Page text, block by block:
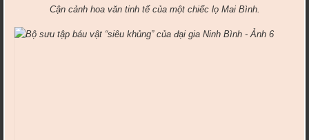
Cận cảnh hoa văn tinh tế của một chiếc lọ Mai Bình.